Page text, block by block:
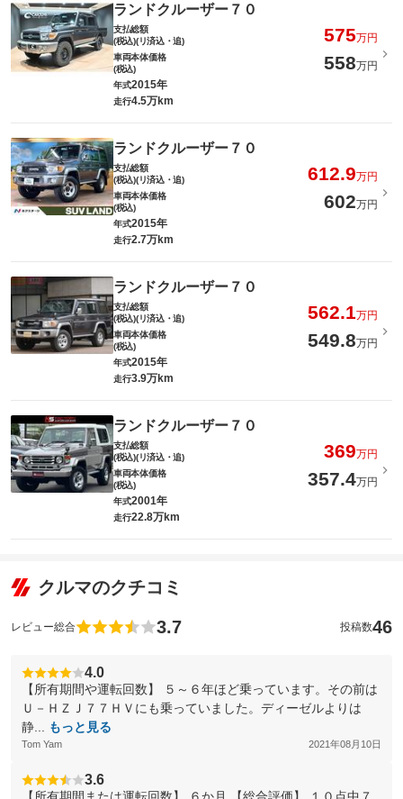
ランドクルーザー７０
支払総額
(税込)(リ済込・追)
575万円
車両本体価格
(税込)
558万円
年式2015年
走行4.5万km
ランドクルーザー７０
支払総額
(税込)(リ済込・追)
612.9万円
車両本体価格
(税込)
602万円
年式2015年
走行2.7万km
ランドクルーザー７０
支払総額
(税込)(リ済込・追)
562.1万円
車両本体価格
(税込)
549.8万円
年式2015年
走行3.9万km
ランドクルーザー７０
支払総額
(税込)(リ済込・追)
369万円
車両本体価格
(税込)
357.4万円
年式2001年
走行22.8万km
クルマのクチコミ
レビュー総合 3.7 投稿数46
4.0
【所有期間や運転回数】 ５～６年ほど乗っています。その前は
Ｕ－ＨＺＪ７７ＨＶにも乗っていました。ディーゼルよりは
静...
もっと見る
Tom Yam 2021年08月10日
3.6